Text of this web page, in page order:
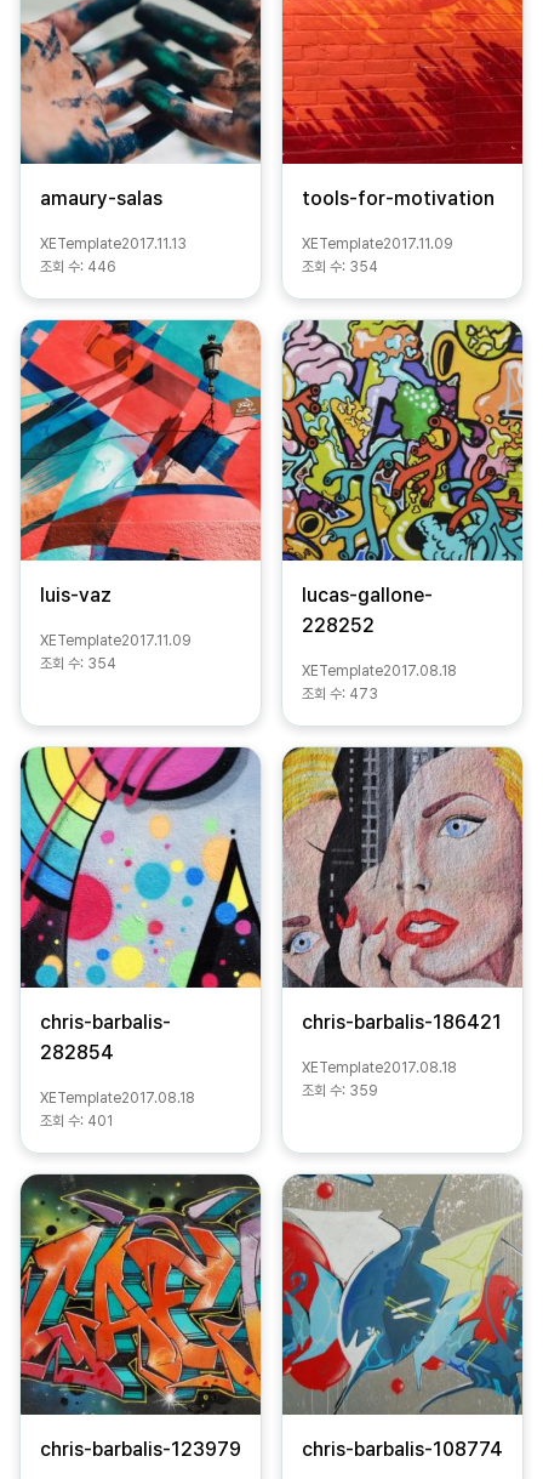
amaury-salas
XETemplate2017.11.13
조회 수: 446
tools-for-motivation
XETemplate2017.11.09
조회 수: 354
luis-vaz
XETemplate2017.11.09
조회 수: 354
lucas-gallone-
228252
XETemplate2017.08.18
조회 수: 473
chris-barbalis-
282854
XETemplate2017.08.18
조회 수: 401
chris-barbalis-186421
XETemplate2017.08.18
조회 수: 359
chris-barbalis-123979 chris-barbalis-108774